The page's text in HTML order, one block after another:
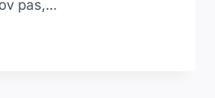
pas,…